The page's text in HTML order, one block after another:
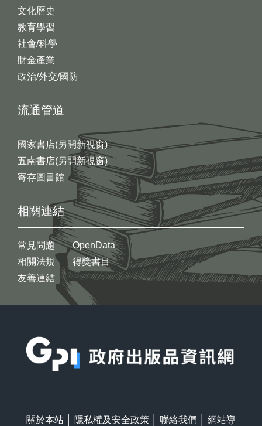
文化歷史
教育學習
社會/科學
財金產業
政治/外交/國防
流通管道
國家書店(另開新視窗)
五南書店(另開新視窗)
寄存圖書館
相關連結
常見問題
相關法規
友善連結
OpenData
得獎書目
關於本站 隱私權及安全政策 聯絡我們
網站導